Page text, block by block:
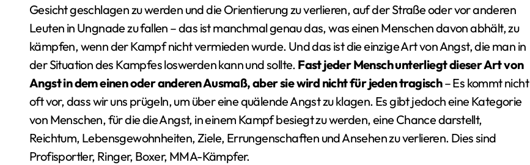
Gesicht geschlagen zu werden und die Orientierung zu verlieren, auf der Straße oder vor anderen
Leuten in Ungnade zu fallen – das ist manchmal genau das, was einen Menschen davon abhält, zu
kämpfen, wenn der Kampf nicht vermieden wurde. Und das ist die einzige Art von Angst, die man in
der Situation des Kampfes loswerden kann und sollte. Fast jeder Mensch unterliegt dieser Art von
Angst in dem einen oder anderen Ausmaß, aber sie wird nicht für jeden tragisch– Es kommt nicht
oft vor, dass wir uns prügeln, um über eine quälende Angst zu klagen. Es gibt jedoch eine Kategorie
von Menschen, für die die Angst, in einem Kampf besiegt zu werden, eine Chance darstellt,
Reichtum, Lebensgewohnheiten, Ziele, Errungenschaften und Ansehen zu verlieren. Dies sind
Profisportler, Ringer, Boxer, MMA-Kämpfer.